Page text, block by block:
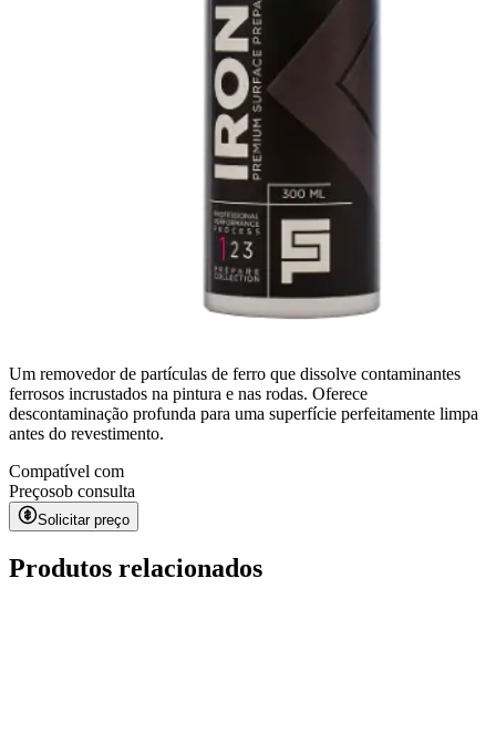
Um removedor de partículas de ferro que dissolve contaminantes
ferrosos incrustados na pintura e nas rodas. Oferece
descontaminação profunda para uma superfície perfeitamente limpa
antes do revestimento.
Compatível com
Preçosob consulta
Solicitar preço
Produtos relacionados